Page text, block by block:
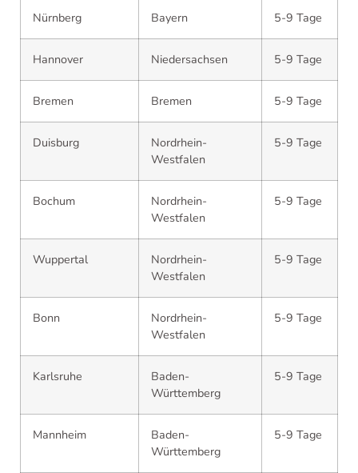
Nürnberg Bayern 5-9 Tage
Hannover Niedersachsen 5-9 Tage
Bremen Bremen 5-9 Tage
Duisburg
Nordrhein-
Westfalen
5-9 Tage
Bochum
Nordrhein-
Westfalen
5-9 Tage
Wuppertal
Nordrhein-
Westfalen
5-9 Tage
Bonn
Nordrhein-
Westfalen
5-9 Tage
Karlsruhe
Baden-
Württemberg
5-9 Tage
Mannheim
Baden-
Württemberg
5-9 Tage